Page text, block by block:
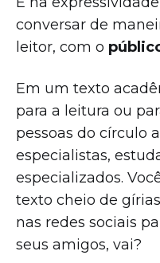
conversar de
leitor, com o
Em um texto
para a leitura ou
pessoas do círculo
especialistas,
especializados.
texto cheio de
nas redes sociais
seus amigos, vai?